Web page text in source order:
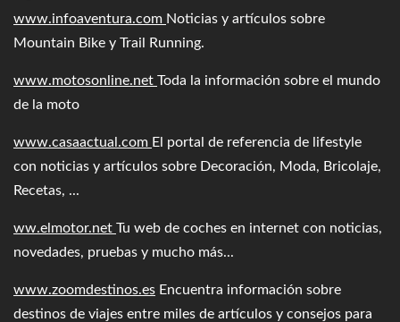
www.infoaventura.com Noticias y artículos sobre
Mountain Bike y Trail Running.
www.motosonline.net Toda la información sobre el mundo
de la moto
www.casaactual.com El portal de referencia de lifestyle
con noticias y artículos sobre Decoración, Moda, Bricolaje,
Recetas, ...
ww.elmotor.net Tu web de coches en internet con noticias,
novedades, pruebas y mucho más...
www.zoomdestinos.es Encuentra información sobre
destinos de viajes entre miles de artículos y consejos para